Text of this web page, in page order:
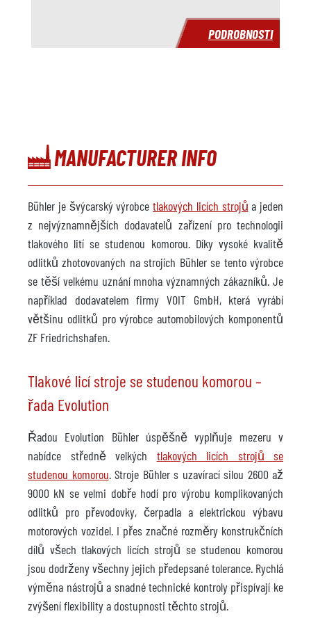
PODROBNOSTI
MANUFACTURER INFO
Bühler je švýcarský výrobce tlakových licích strojů a jeden
z nejvýznamnějších dodavatelů zařízení pro technologii
tlakového lití se studenou komorou. Díky vysoké kvalitě
odlitků zhotovovaných na strojích Bühler se tento výrobce
se těší velkému uznání mnoha významných zákazníků. Je
například dodavatelem firmy VOIT GmbH, která vyrábí
většinu odlitků pro výrobce automobilových komponentů
ZF Friedrichshafen.
Tlakové licí stroje se studenou komorou –
řada Evolution
Řadou Evolution Bühler úspěšně vyplňuje mezeru v
nabídce středně velkých tlakových licích strojů se
studenou komorou. Stroje Bühler s uzavírací silou 2600 až
9000 kN se velmi dobře hodí pro výrobu komplikovaných
odlitků pro převodovky, čerpadla a elektrickou výbavu
motorových vozidel. I přes značné rozměry konstrukčních
dílů všech tlakových licích strojů se studenou komorou
jsou dodrženy všechny jejich předepsané tolerance. Rychlá
výměna nástrojů a snadné technické kontroly přispívají ke
zvýšení flexibility a dostupnosti těchto strojů.